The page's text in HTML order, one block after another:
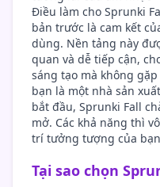
Điều làm cho Sprunki
bản trước là cam kết
dùng. Nền tảng này
quan và dễ tiếp cận,
sáng tạo mà không
bạn là một nhà sản
bắt đầu, Sprunki Fall
mở. Các khả năng thì
trí tưởng tượng của
Tại sao chọn